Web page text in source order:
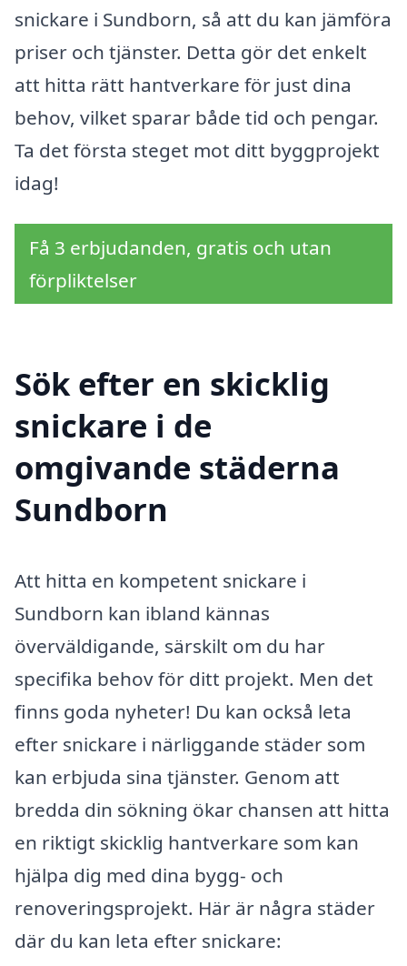
snickare i Sundborn, så att du kan jämföra
priser och tjänster. Detta gör det enkelt
att hitta rätt hantverkare för just dina
behov, vilket sparar både tid och pengar.
Ta det första steget mot ditt byggprojekt
idag!
Få 3 erbjudanden, gratis och utan
förpliktelser
Sök efter en skicklig
snickare i de
omgivande städerna
Sundborn
Att hitta en kompetent snickare i
Sundborn kan ibland kännas
överväldigande, särskilt om du har
specifika behov för ditt projekt. Men det
finns goda nyheter! Du kan också leta
efter snickare i närliggande städer som
kan erbjuda sina tjänster. Genom att
bredda din sökning ökar chansen att hitta
en riktigt skicklig hantverkare som kan
hjälpa dig med dina bygg- och
renoveringsprojekt. Här är några städer
där du kan leta efter snickare: